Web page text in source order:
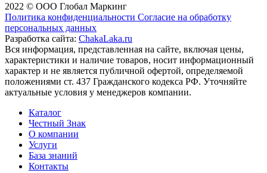
2022 © ООО Глобал Маркинг
Политика конфиденциальности Согласие на обработку
персональных данных
Разработка сайта: ChakaLaka.ru
Вся информация, представленная на сайте, включая цены,
характеристики и наличие товаров, носит информационный
характер и не является публичной офертой, определяемой
положениями ст. 437 Гражданского кодекса РФ. Уточняйте
актуальные условия у менеджеров компании.
Каталог
Честный Знак
О компании
Услуги
База знаний
Контакты